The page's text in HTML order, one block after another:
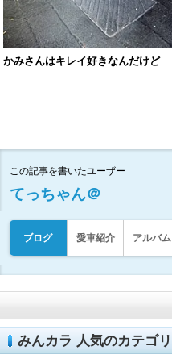
かみさんはキレイ好きなんだけど
この記事を書いたユーザー
てっちゃん＠
ブログ 愛車紹介 アルバム
みんカラ 人気のカテゴリ